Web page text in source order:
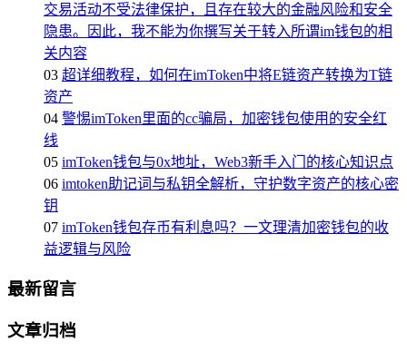
交易活动不受法律保护，且存在较大的金融风险和安全
隐患。因此，我不能为你撰写关于转入所谓im钱包的相
关内容
03 超详细教程，如何在imToken中将E链资产转换为T链
资产
04 警惕imToken里面的cc骗局，加密钱包使用的安全红
线
05 imToken钱包与0x地址，Web3新手入门的核心知识点
06 imtoken助记词与私钥全解析，守护数字资产的核心密
钥
07 imToken钱包存币有利息吗？一文理清加密钱包的收
益逻辑与风险
最新留言
文章归档